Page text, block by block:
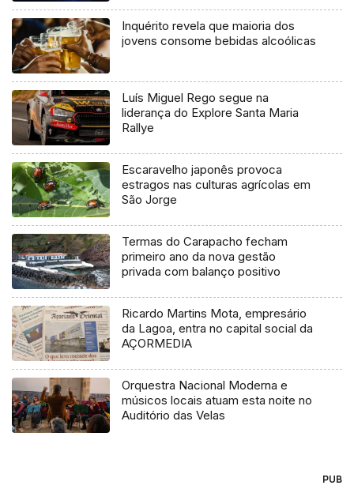
Inquérito revela que maioria dos
jovens consome bebidas alcoólicas
Luís Miguel Rego segue na
liderança do Explore Santa Maria
Rallye
Escaravelho japonês provoca
estragos nas culturas agrícolas em
São Jorge
Termas do Carapacho fecham
primeiro ano da nova gestão
privada com balanço positivo
Ricardo Martins Mota, empresário
da Lagoa, entra no capital social da
AÇORMEDIA
Orquestra Nacional Moderna e
músicos locais atuam esta noite no
Auditório das Velas
PUB